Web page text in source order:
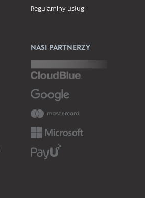
Regulaminy usług
NASI PARTNERZY